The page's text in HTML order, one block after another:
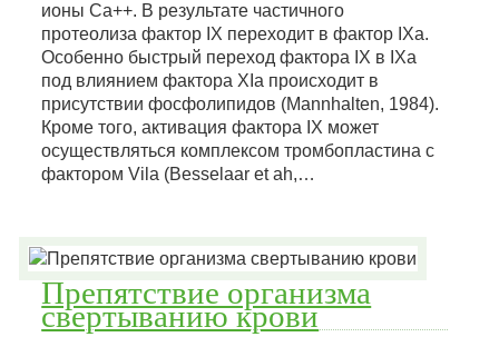
ионы Са++. В результате частичного
протеолиза фактор IX переходит в фактор IХа.
Особенно быстрый переход фактора IX в IХа
под влиянием фактора ХIа происходит в
присутствии фосфолипидов (Mannhalten, 1984).
Кроме того, активация фактора IX может
осуществляться комплексом тромбопластина с
фактором Vila (Besselaar et ah,…
Препятствие организма
свертыванию крови